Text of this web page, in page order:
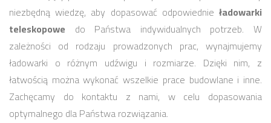
niezbędną wiedzę, aby dopasować odpowiednie ładowarki
teleskopowe do Państwa indywidualnych potrzeb. W
zależności od rodzaju prowadzonych prac, wynajmujemy
ładowarki o różnym udźwigu i rozmiarze. Dzięki nim, z
łatwością można wykonać wszelkie prace budowlane i inne.
Zachęcamy do kontaktu z nami, w celu dopasowania
optymalnego dla Państwa rozwiązania.